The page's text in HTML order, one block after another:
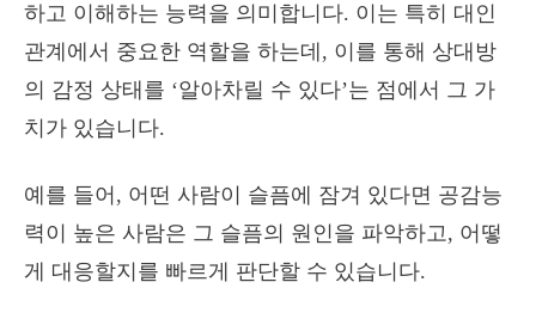
하고 이해하는 능력을 의미합니다. 이는 특히 대인
관계에서 중요한 역할을 하는데, 이를 통해 상대방
의 감정 상태를 ‘알아차릴 수 있다’는 점에서 그 가
치가 있습니다.
예를 들어, 어떤 사람이 슬픔에 잠겨 있다면 공감능
력이 높은 사람은 그 슬픔의 원인을 파악하고, 어떻
게 대응할지를 빠르게 판단할 수 있습니다.